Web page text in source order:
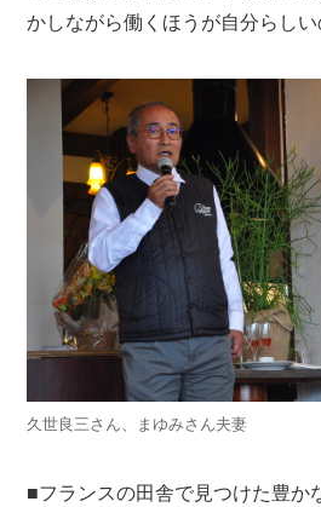
かしながら働くほうが自分らしい
久世良三さん、まゆみさん夫妻
■フランスの田舎で見つけた豊か